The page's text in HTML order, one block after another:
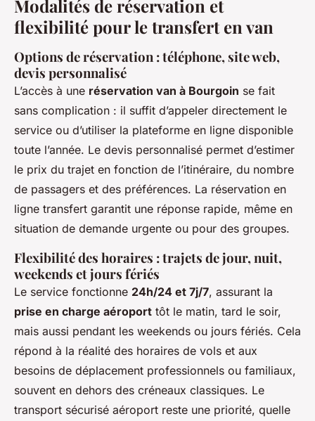
Modalités de réservation et
flexibilité pour le transfert en van
Options de réservation : téléphone, site web,
devis personnalisé
L’accès à une réservation van à Bourgoin se fait
sans complication : il suffit d’appeler directement le
service ou d’utiliser la plateforme en ligne disponible
toute l’année. Le devis personnalisé permet d’estimer
le prix du trajet en fonction de l’itinéraire, du nombre
de passagers et des préférences. La réservation en
ligne transfert garantit une réponse rapide, même en
situation de demande urgente ou pour des groupes.
Flexibilité des horaires : trajets de jour, nuit,
weekends et jours fériés
Le service fonctionne 24h/24 et 7j/7, assurant la
prise en charge aéroport tôt le matin, tard le soir,
mais aussi pendant les weekends ou jours fériés. Cela
répond à la réalité des horaires de vols et aux
besoins de déplacement professionnels ou familiaux,
souvent en dehors des créneaux classiques. Le
transport sécurisé aéroport reste une priorité, quelle